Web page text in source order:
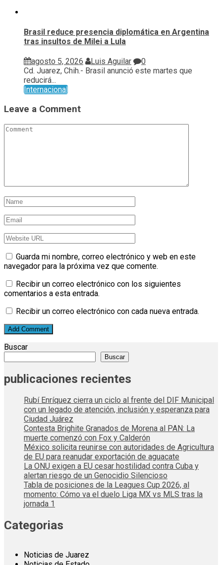
Brasil reduce presencia diplomática en Argentina
tras insultos de Milei a Lula
agosto 5, 2026 Luis Aguilar
0
Cd. Juarez, Chih.- Brasil anunció este martes que
reducirá...
Internacional
Leave a Comment
Guarda mi nombre, correo electrónico y web en este
navegador para la próxima vez que comente.
Recibir un correo electrónico con los siguientes
comentarios a esta entrada.
Recibir un correo electrónico con cada nueva entrada.
Buscar
Buscar
publicaciones recientes
Rubí Enríquez cierra un ciclo al frente del DIF Municipal
con un legado de atención, inclusión y esperanza para
Ciudad Juárez
Contesta Brighite Granados de Morena al PAN: La
muerte comenzó con Fox y Calderón
México solicita reunirse con autoridades de Agricultura
de EU para reanudar exportación de aguacate
La ONU exigen a EU cesar hostilidad contra Cuba y
alertan riesgo de un Genocidio Silencioso
Tabla de posiciones de la Leagues Cup 2026, al
momento: Cómo va el duelo Liga MX vs MLS tras la
jornada 1
Categorias
Noticias de Juarez